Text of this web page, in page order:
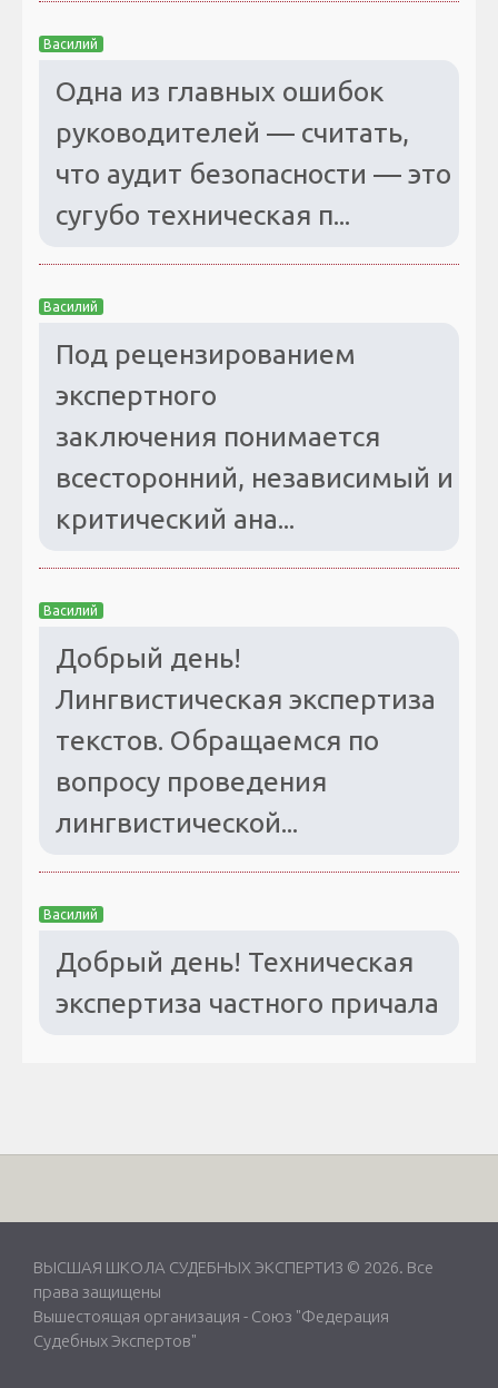
Василий
Одна из главных ошибок
руководителей — считать,
что аудит безопасности — это
сугубо техническая п...
Василий
Под рецензированием
экспертного
заключения понимается
всесторонний, независимый и
критический ана...
Василий
Добрый день!
Лингвистическая экспертиза
текстов. Обращаемся по
вопросу проведения
лингвистической...
Василий
Добрый день! Техническая
экспертиза частного причала
ВЫСШАЯ ШКОЛА СУДЕБНЫХ ЭКСПЕРТИЗ © 2026. Все
права защищены
Вышестоящая организация - Союз "Федерация
Судебных Экспертов"